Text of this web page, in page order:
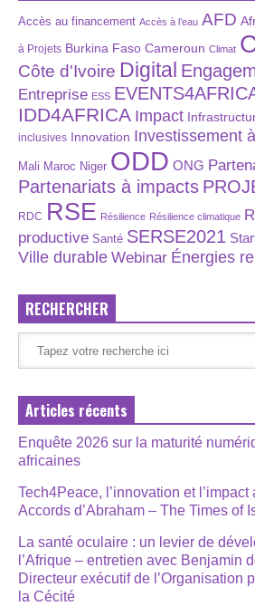
Accès au financement Accès à l’eau AFD
à Projets Burkina Faso Cameroun Climat
Côte d'Ivoire Digital
Entreprise ESS
IDD4AFRICA Impact
inclusives Innovation Investissement
Mali Maroc Niger ODD ONG
Partenariats à impacts
RDC RSE Résilience Résilience climatique
productive Santé SERSE2021
Ville durable Webinar Énergies
RECHERCHER
Articles récents
Enquête 2026 sur la maturité
africaines
Tech4Peace, l’innovation et
Accords d’Abraham – The Times of
La santé oculaire : un levier de
l’Afrique – entretien avec Benjamin
Directeur exécutif de l’Organisation
la Cécité